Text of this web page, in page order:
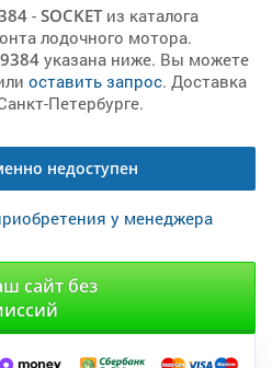
- SOCKETиз каталога
лодочного мотора.
указана ниже. Вы можете
оставить запрос. Доставка
Петербурге.
недоступен
у менеджера
сайт без